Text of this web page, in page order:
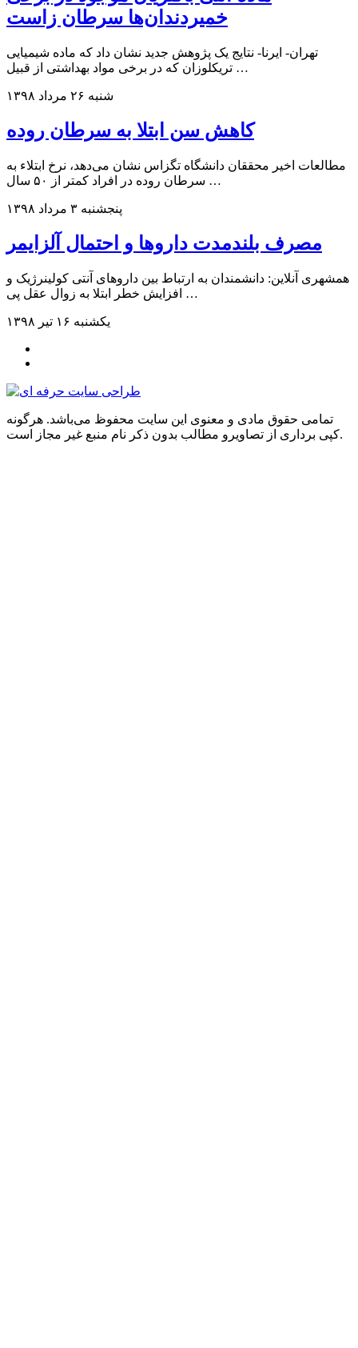
خمیردندان‌ها سرطان زاست
تهران- ایرنا- نتایج یک پژوهش جدید نشان داد که ماده شیمیایی
تریکلوزان که در برخی مواد بهداشتی از قبیل …
شنبه ۲۶ مرداد ۱۳۹۸
کاهش سن ابتلا به سرطان روده
مطالعات اخیر محققان دانشگاه تگزاس نشان می‌دهد، نرخ ابتلاء به
سرطان روده در افراد کمتر از ۵۰ سال …
پنجشنبه ۳ مرداد ۱۳۹۸
مصرف بلندمدت داروها و احتمال آلزایمر
همشهری آنلاین: دانشمندان به ارتباط بین داروهای آنتی ‌کولینرژیک و
افزایش خطر ابتلا به زوال عقل پی …
یکشنبه ۱۶ تیر ۱۳۹۸
تمامی حقوق مادی و معنوی این سایت محفوظ می‌باشد. هرگونه
کپی برداری از تصاویرو مطالب بدون ذکر نام منبع غیر مجاز است.